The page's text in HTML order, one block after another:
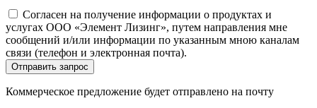
Согласен на получение информации о продуктах и
услугах ООО «Элемент Лизинг», путем направления мне
сообщений и/или информации по указанным мною каналам
связи (телефон и электронная почта).
Отправить запрос
Коммерческое предложение будет отправлено на почту